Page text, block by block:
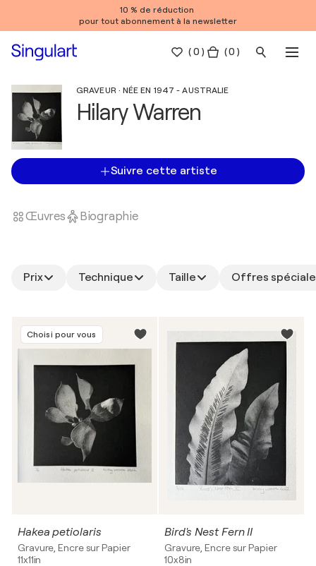
10 % de réduction
pour tout abonnement à la newsletter
(0 ) ( 0 )
GRAVEUR · NÉE EN 1947 - AUSTRALIE
Hilary Warren
Suivre cette artiste
Œuvres Biographie
Prix Technique Taille Offres
Choisi pour vous
Hakea petiolaris
Gravure, Encre sur Papier
11x11in
Bird's Nest Fern II
Gravure, Encre sur Papier
10x8in